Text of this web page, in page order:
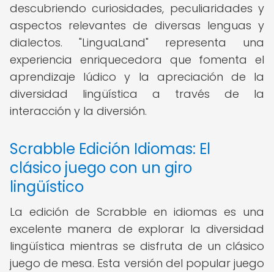
descubriendo curiosidades, peculiaridades y
aspectos relevantes de diversas lenguas y
dialectos. "LinguaLand" representa una
experiencia enriquecedora que fomenta el
aprendizaje lúdico y la apreciación de la
diversidad lingüística a través de la
interacción y la diversión.
Scrabble Edición Idiomas: El
clásico juego con un giro
lingüístico
La edición de Scrabble en idiomas es una
excelente manera de explorar la diversidad
lingüística mientras se disfruta de un clásico
juego de mesa. Esta versión del popular juego